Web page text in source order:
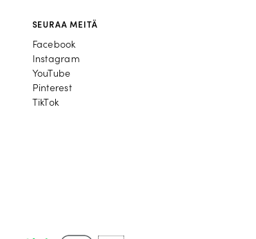
SEURAA MEITÄ
Facebook
Facebook
Instagram
Instagram
YouTube
YouTube
Pinterest
Pinterest
TikTok
TikTok